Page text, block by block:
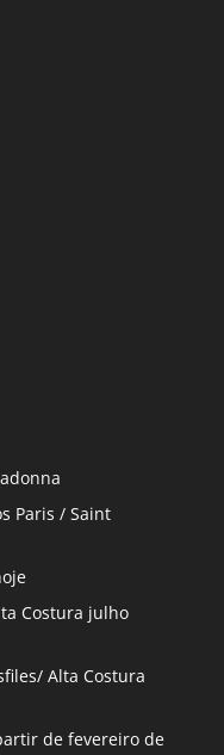
Paris / Saint
Costura julho
Alta Costura
de fevereiro de